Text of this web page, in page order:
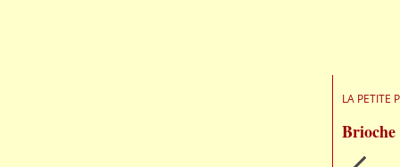
LA PETITE
Brioche